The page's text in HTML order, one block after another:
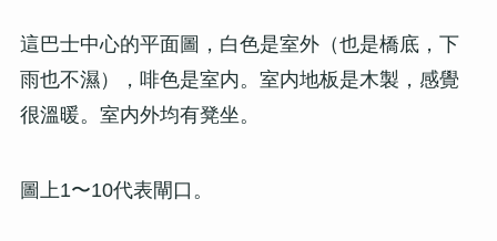
這巴士中心的平面圖，白色是室外（也是橋底，下
雨也不濕），啡色是室内。室内地板是木製，感覺
很溫暖。室内外均有凳坐。
圖上1〜10代表閘口。